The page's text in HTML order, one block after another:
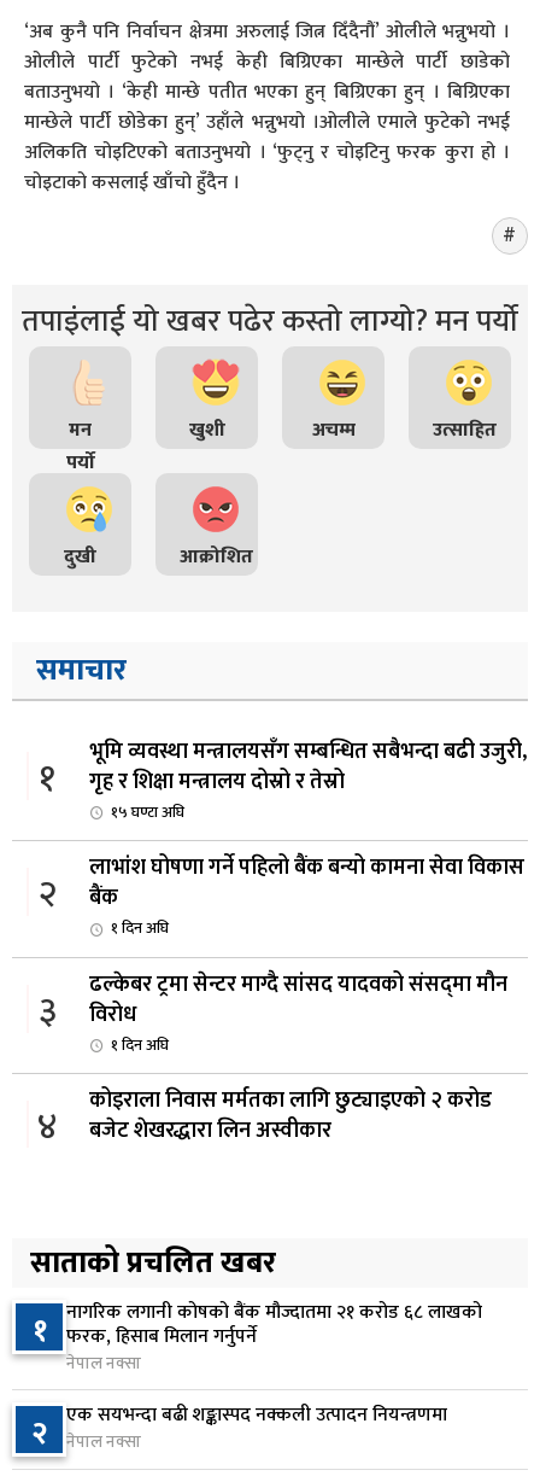
‘अब कुनै पनि निर्वाचन क्षेत्रमा अरुलाई जित्न दिँदैनौं’ ओलीले भन्नुभयो ।
ओलीले पार्टी फुटेको नभई केही बिग्रिएका मान्छेले पार्टी छाडेको
बताउनुभयो । ‘केही मान्छे पतीत भएका हुन् बिग्रिएका हुन् । बिग्रिएका
मान्छेले पार्टी छोडेका हुन्’ उहाँले भन्नुभयो ।ओलीले एमाले फुटेको नभई
अलिकति चोइटिएको बताउनुभयो । ‘फुट्नु र चोइटिनु फरक कुरा हो ।
चोइटाको कसलाई खाँचो हुँदैन ।
तपाइंलाई यो खबर पढेर कस्तो लाग्यो? मन पर्यो
मन
पर्यो
खुशी अचम्म उत्साहित
दुखी आक्रोशित
समाचार
१
भूमि व्यवस्था मन्त्रालयसँग सम्बन्धित सबैभन्दा बढी उजुरी,
गृह र शिक्षा मन्त्रालय दोस्रो र तेस्रो
१५ घण्टा अघि
२
लाभांश घोषणा गर्ने पहिलो बैंक बन्यो कामना सेवा विकास
बैंक
१ दिन अघि
३
ढल्केबर ट्रमा सेन्टर माग्दै सांसद यादवको संसद्‌मा मौन
विरोध
१ दिन अघि
४
कोइराला निवास मर्मतका लागि छुट्याइएको २ करोड
बजेट शेखरद्धारा लिन अस्वीकार
५
ठक्कर दिँदा किशोरको मृत्यु
१ दिन अघि
६
प्रतिनिधिसभा बैठक बस्दै , पाँच विधेयक र प्रतिवेदन
प्रस्तुत हुने
१ दिन अघि
आज बस्ने भनिएको राष्ट्रिय सभाको बैठक बुधबारका लागि
साताको प्रचलित खबर
१ नागरिक लगानी कोषको बैंक मौज्दातमा २१ करोड ६८ लाखको
फरक, हिसाब मिलान गर्नुपर्ने
नेपाल नक्सा
२ एक सयभन्दा बढी शङ्कास्पद नक्कली उत्पादन नियन्त्रणमा
नेपाल नक्सा